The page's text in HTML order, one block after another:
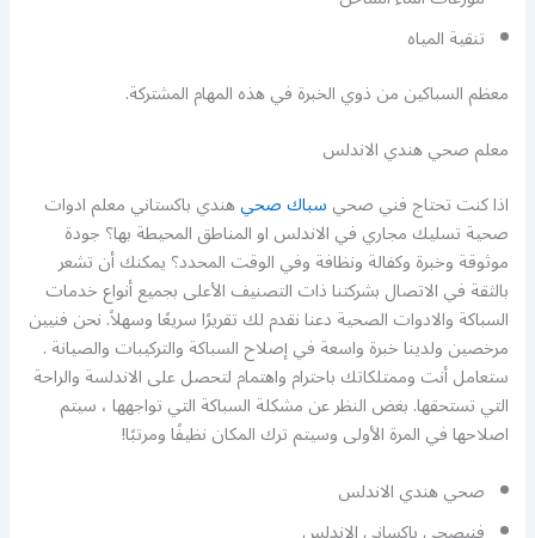
تنقية المياه
معظم السباكين من ذوي الخبرة في هذه المهام المشتركة.
معلم صحي هندي الاندلس
اذا كنت تحتاج فني صحيسباك صحيهندي باكستاني معلم ادوات
صحية تسليك مجاري في الاندلس او المناطق المحيطة بها؟ جودة
موثوقة وخبرة وكفالة ونظافة وفي الوقت المحدد؟ يمكنك أن تشعر
بالثقة في الاتصال بشركتنا ذات التصنيف الأعلى بجميع أنواع خدمات
السباكة والادوات الصحية دعنا نقدم لك تقريرًا سريعًا وسهلاً. نحن فنيين
مرخصين ولدينا خبرة واسعة في إصلاح السباكة والتركيبات والصيانة .
ستعامل أنت وممتلكاتك باحترام واهتمام لتحصل على الاندلسة والراحة
التي تستحقها. بغض النظر عن مشكلة السباكة التي تواجهها ، سيتم
اصلاحها في المرة الأولى وسيتم ترك المكان نظيفًا ومرتبًا!
صحي هندي الاندلس